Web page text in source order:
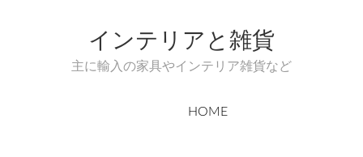
インテリアと雑貨
主に輸入の家具やインテリア雑貨など
HOME